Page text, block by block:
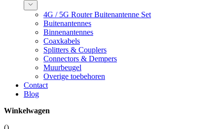
4G / 5G Router Buitenantenne Set
Buitenantennes
Binnenantennes
Coaxkabels
Splitters & Couplers
Connectors & Dempers
Muurbeugel
Overige toebehoren
Contact
Blog
Winkelwagen
()